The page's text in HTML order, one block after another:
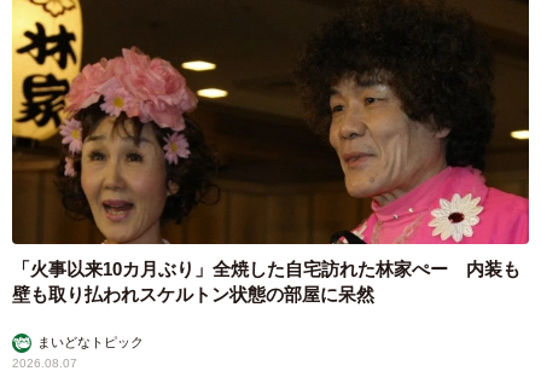
蓄額」（23.8%）が最多。「支出の内訳」（22.6%）、「結
婚後の家計管理方法」（21.1%）、「現在の家計管理状
況」（11.6%）、「趣味にかけているお金」（9.3%）と続
きました。
【1位 貯蓄額】
・まさか貯金していないなんて思っていなかったので、は
と思いますが、なかなか聞きづらい質問ではあります。
か」程度は、聞いておいてもいいと思います（40代女性）
「火事以来10カ月ぶり」全焼した自宅訪れた林家ぺー 内装も
壁も取り払われスケルトン状態の部屋に呆然
まいどなトピック
2026.08.07